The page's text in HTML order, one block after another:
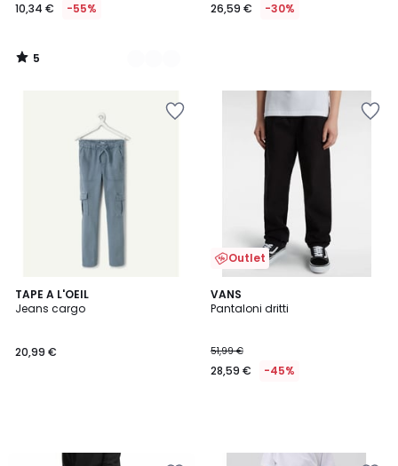
10,34 € -55%
5
/
26,59 € -30%
TAPE A L'OEIL
Jeans cargo
20,99 €
Outlet
VANS
Pantaloni dritti
51,99 €
28,59 € -45%